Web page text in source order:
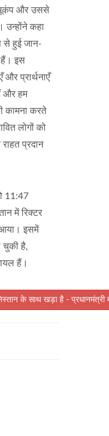
भूकंप और उससे
उन्होंने कहा
से हुई जान-
हैं। इस
और प्रार्थनाएँ
और हम
कामना करते
लोगों को
प्रदान
11:47
में रिक्टर
आया। इसमें
चुकी है,
हैं।
के साथ खड़ा है - प्रधानमंत्री